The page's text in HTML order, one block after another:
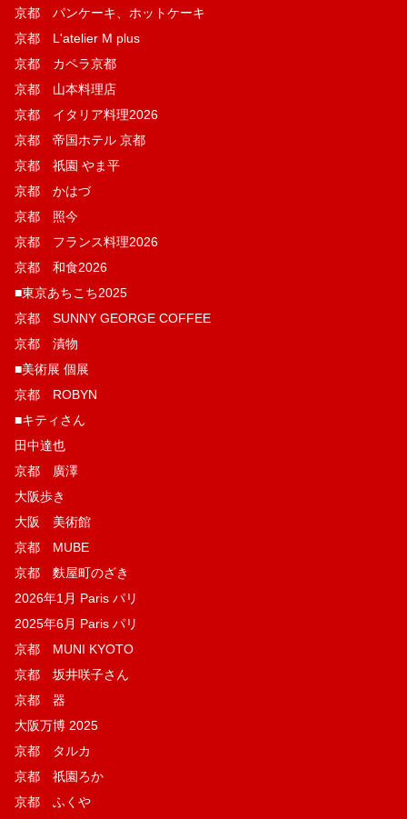
京都 パンケーキ、ホットケーキ
京都 L'atelier M plus
京都 カペラ京都
京都 山本料理店
京都 イタリア料理2026
京都 帝国ホテル 京都
京都 祇園 やま平
京都 かはづ
京都 照今
京都 フランス料理2026
京都 和食2026
■東京あちこち2025
京都 SUNNY GEORGE COFFEE
京都 漬物
■美術展 個展
京都 ROBYN
■キティさん
田中達也
京都 廣澤
大阪歩き
大阪 美術館
京都 MUBE
京都 麩屋町のざき
2026年1月 Paris パリ
2025年6月 Paris パリ
京都 MUNI KYOTO
京都 坂井咲子さん
京都 器
大阪万博 2025
京都 タルカ
京都 祇園ろか
京都 ふくや